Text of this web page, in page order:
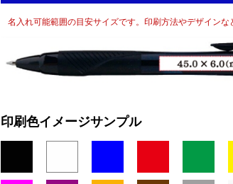
名入れ可能範囲の目安サイズです。印刷方法やデザイン
印刷色イメージサンプル